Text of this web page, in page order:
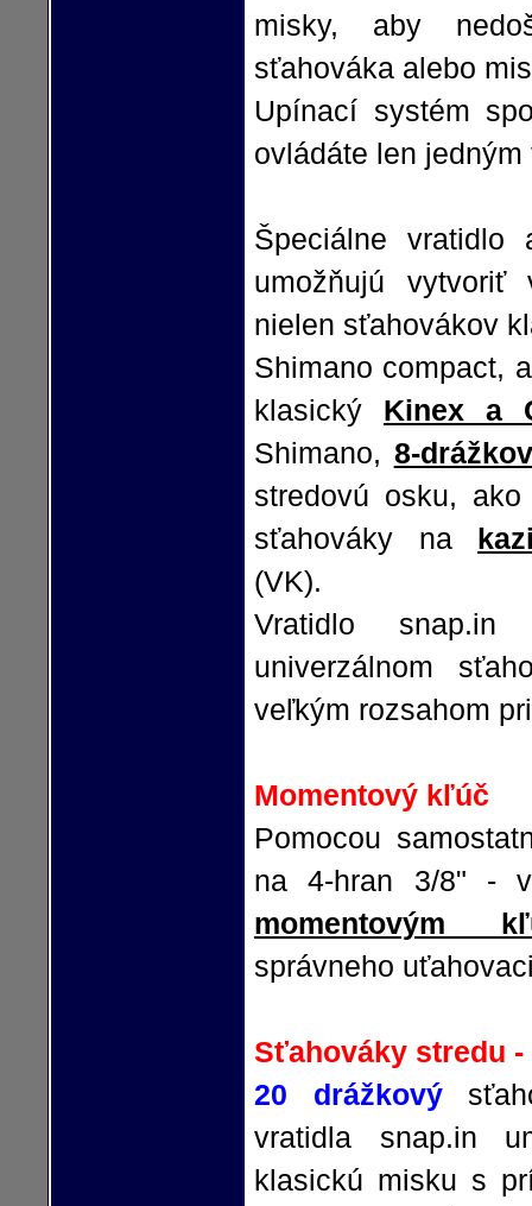
misky, aby
sťahováka alebo
Upínací systém
ovládáte len
Špeciálne vratidlo
umožňujú vytvoriť
nielen sťahovákov
Shimano compact,
klasický Kinex a
Shimano, 8-
stredovú osku,
sťahováky na
(VK).
Vratidlo
univerzálnom
veľkým rozsahom
Momentový kľúč
Pomocou
na 4-hran 3/8" -
momentovým
správneho
Sťahováky stredu
20 drážkový
vratidla snap.in
klasickú misku s